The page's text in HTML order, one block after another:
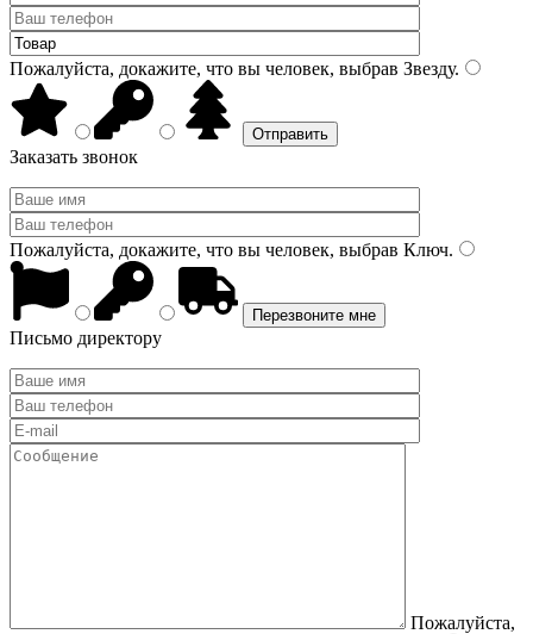
Пожалуйста, докажите, что вы человек, выбрав Звезду.
Заказать звонок
Пожалуйста, докажите, что вы человек, выбрав Ключ.
Письмо директору
Пожалуйста,